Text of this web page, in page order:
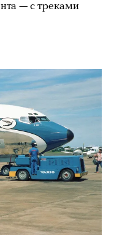
— с треками